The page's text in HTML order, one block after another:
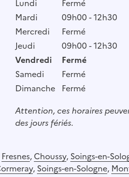
Lundi
Fermé
Mardi
09h00 - 12h30
Mercredi
Fermé
Jeudi
09h00 - 12h30
Vendredi
Fermé
Samedi
Fermé
Dimanche Fermé
Attention, ces horaires
des jours fériés.
Fresnes, Choussy, Soings-en-
, Soings-en-Sologne,